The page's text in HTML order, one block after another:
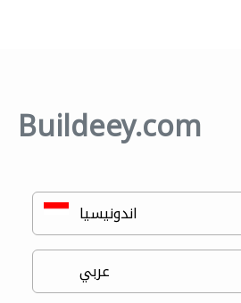
Buildeey.com